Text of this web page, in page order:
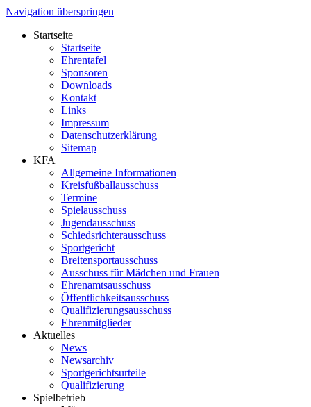
Navigation überspringen
Startseite
Startseite
Ehrentafel
Sponsoren
Downloads
Kontakt
Links
Impressum
Datenschutzerklärung
Sitemap
KFA
Allgemeine Informationen
Kreisfußballausschuss
Termine
Spielausschuss
Jugendausschuss
Schiedsrichterausschuss
Sportgericht
Breitensportausschuss
Ausschuss für Mädchen und Frauen
Ehrenamtsausschuss
Öffentlichkeitsausschuss
Qualifizierungsausschuss
Ehrenmitglieder
Aktuelles
News
Newsarchiv
Sportgerichtsurteile
Qualifizierung
Spielbetrieb